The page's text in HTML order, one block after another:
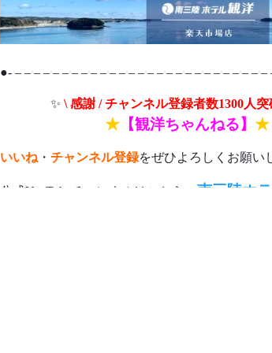
●- – – – – – – – – – – – – – – – – – – – – – – – – – – –
✨ \ 感謝 / チャンネル登録者数1300人突
★ 【観洋ちゃんねる】 ★
いいね ・ チャンネル登録をぜひよろしくお願い
公式YouTubeチャンネルはこちら⇒ 南三陸ホ